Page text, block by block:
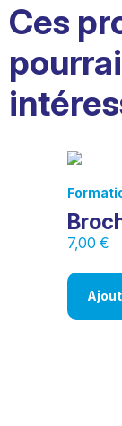
Ces
7,00 €